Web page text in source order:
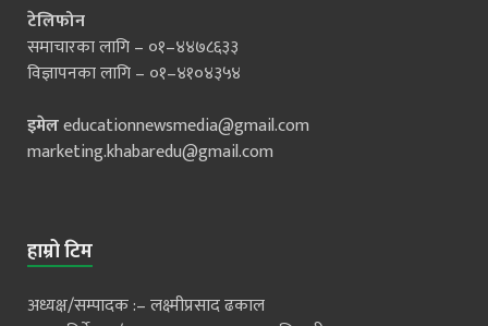
टेलिफोन
समाचारका लागि – ०१–४४७८६३३
विज्ञापनका लागि – ०१–४१०४३५४
इमेलeducationnewsmedia@gmail.com
marketing.khabaredu@gmail.com
हाम्रो टिम
अध्यक्ष/सम्पादक :– लक्ष्मीप्रसाद ढकाल